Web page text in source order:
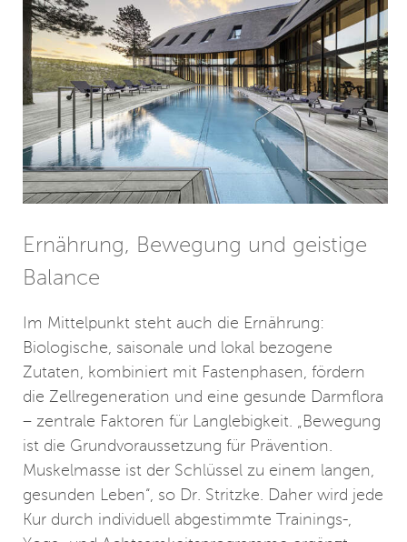
Ernährung, Bewegung und geistige
Balance
Im Mittelpunkt steht auch die Ernährung:
Biologische, saisonale und lokal bezogene
Zutaten, kombiniert mit Fastenphasen, fördern
die Zellregeneration und eine gesunde Darmflora
– zentrale Faktoren für Langlebigkeit. „Bewegung
ist die Grundvoraussetzung für Prävention.
Muskelmasse ist der Schlüssel zu einem langen,
gesunden Leben“, so Dr. Stritzke. Daher wird jede
Kur durch individuell abgestimmte Trainings-,